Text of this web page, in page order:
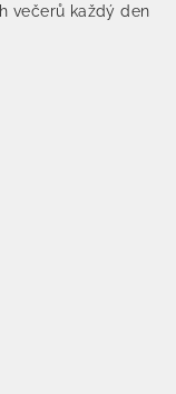
večerů každý den